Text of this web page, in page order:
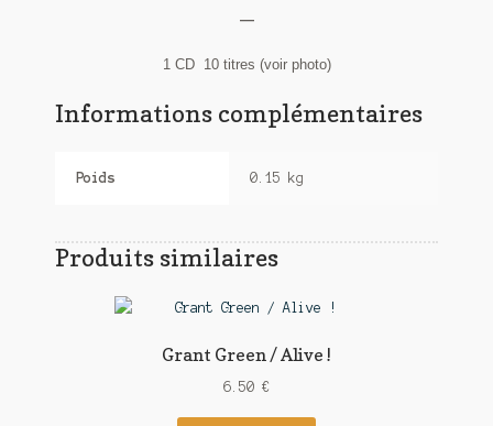
—
1 CD 10 titres (voir photo)
Informations complémentaires
Poids 0.15 kg
Produits similaires
Grant Green / Alive !
6.50 €